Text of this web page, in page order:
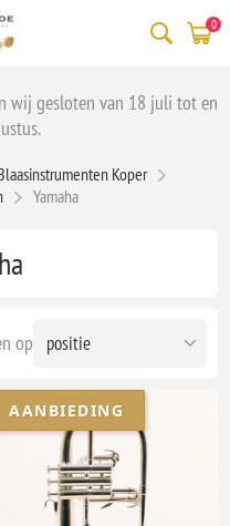
0
wij gesloten van 18 juli tot en
Koper
Yamaha
op
AANBIEDING